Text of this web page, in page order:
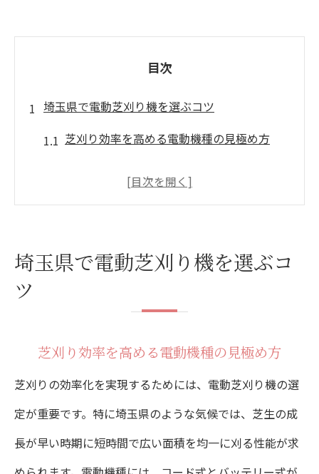
目次
埼玉県で電動芝刈り機を選ぶコツ
芝刈り効率を高める電動機種の見極め方
初めての芝刈りにおすすめな電動式の特徴
芝刈りを効率化する電動機器の活用術
短時間で美しく刈る芝刈りテクニック集
芝刈り頻度と作業効率の最適なバランス
埼玉県で電動芝刈り機を選ぶコ
ツ
芝刈り効率を高める電動機種の見極め方
芝刈りの効率化を実現するためには、電動芝刈り機の選
定が重要です。特に埼玉県のような気候では、芝生の成
長が早い時期に短時間で広い面積を均一に刈る性能が求